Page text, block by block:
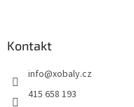
Kontakt
info@xobaly.cz
415 658 193